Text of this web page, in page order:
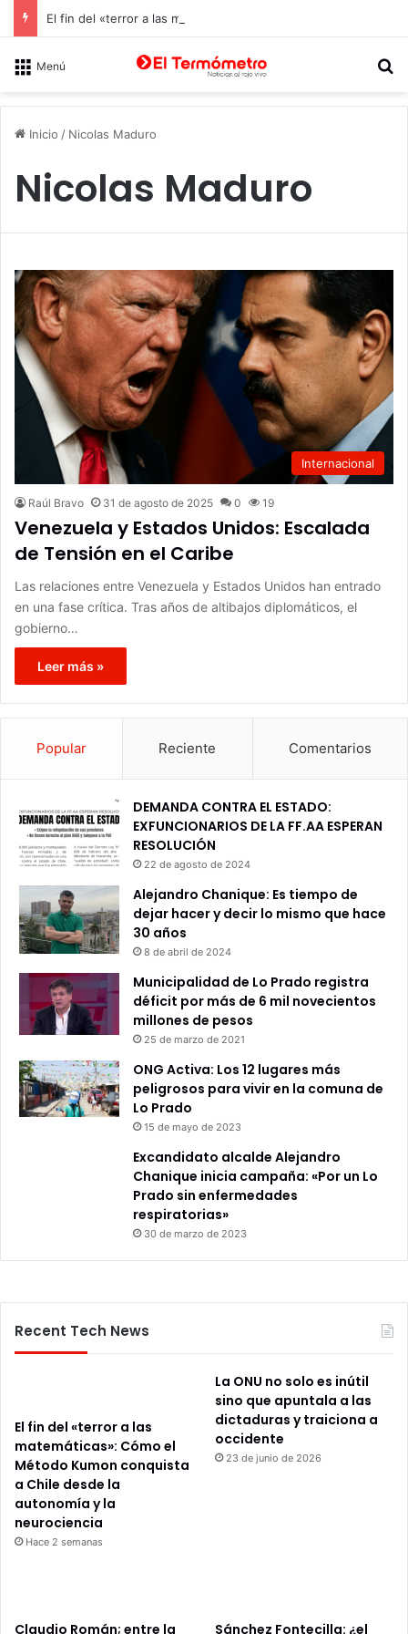
Menú
Inicio / Nicolas Maduro
Nicolas Maduro
Internacional
Raúl Bravo 31 de agosto de 2025 0 19
Venezuela y Estados Unidos: Escalada
de Tensión en el Caribe
Las relaciones entre Venezuela y Estados Unidos han entrado
en una fase crítica. Tras años de altibajos diplomáticos, el
gobierno…
Leer más »
Popular Reciente Comentarios
DEMANDA CONTRA EL ESTADO:
EXFUNCIONARIOS DE LA FF.AA ESPERAN
RESOLUCIÓN
22 de agosto de 2024
Alejandro Chanique: Es tiempo de
dejar hacer y decir lo mismo que hace
30 años
8 de abril de 2024
Municipalidad de Lo Prado registra
déficit por más de 6 mil novecientos
millones de pesos
25 de marzo de 2021
ONG Activa: Los 12 lugares más
peligrosos para vivir en la comuna de
Lo Prado
15 de mayo de 2023
Excandidato alcalde Alejandro
Chanique inicia campaña: «Por un Lo
Prado sin enfermedades
respiratorias»
30 de marzo de 2023
Recent Tech News
El fin del «terror a las
matemáticas»: Cómo el
Método Kumon conquista
a Chile desde la
autonomía y la
neurociencia
Hace 2 semanas
La ONU no solo es inútil
sino que apuntala a las
dictaduras y traiciona a
occidente
23 de junio de 2026
Claudio Román; entre la Sánchez Fontecilla: ¿el